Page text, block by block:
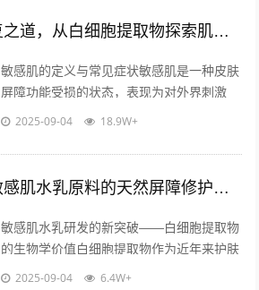
敏感肌的科学修复之道，从白细胞提取物探索肌肤屏障健康
敏感肌的定义与常见症状敏感肌是一种皮肤
屏障功能受损的状态，表现为对外界刺激
（如温度变化、紫外线、护肤品成分等）反
等...
2025-09-04 18.9W+
白细胞提取物，敏感肌水乳原料的天然屏障修护方案
敏感肌水乳研发的新突破——白细胞提取物
的生物学价值白细胞提取物作为近年来护肤
品原料领域的重要发现，其独特的生物活性
2025-09-04 6.4W+